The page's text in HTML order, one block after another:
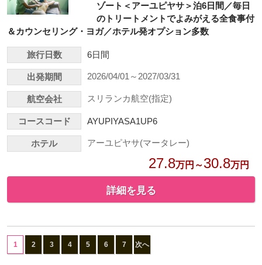
ゾート＜アーユピヤサ＞泊6日間／毎日
のトリートメントでよみがえる全食事付
＆カウンセリング・ヨガ／ホテル発オプション多数
旅行日数 6日間
出発期間 2026/04/01～2027/03/31
航空会社 スリランカ航空(指定)
コースコード AYUPIYASA1UP6
ホテル アーユピヤサ(マータレー)
27.8万円～30.8万円
詳細を見る
1 2 3 4 5 6 7 次へ